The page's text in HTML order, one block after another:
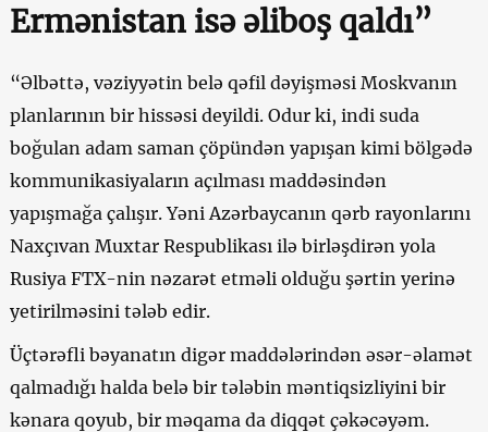
Ermənistan isə əliboş qaldı”
“Əlbəttə, vəziyyətin belə qəfil dəyişməsi Moskvanın
planlarının bir hissəsi deyildi. Odur ki, indi suda
boğulan adam saman çöpündən yapışan kimi bölgədə
kommunikasiyaların açılması maddəsindən
yapışmağa çalışır. Yəni Azərbaycanın qərb rayonlarını
Naxçıvan Muxtar Respublikası ilə birləşdirən yola
Rusiya FTX-nin nəzarət etməli olduğu şərtin yerinə
yetirilməsini tələb edir.
Üçtərəfli bəyanatın digər maddələrindən əsər-əlamət
qalmadığı halda belə bir tələbin məntiqsizliyini bir
kənara qoyub, bir məqama da diqqət çəkəcəyəm.